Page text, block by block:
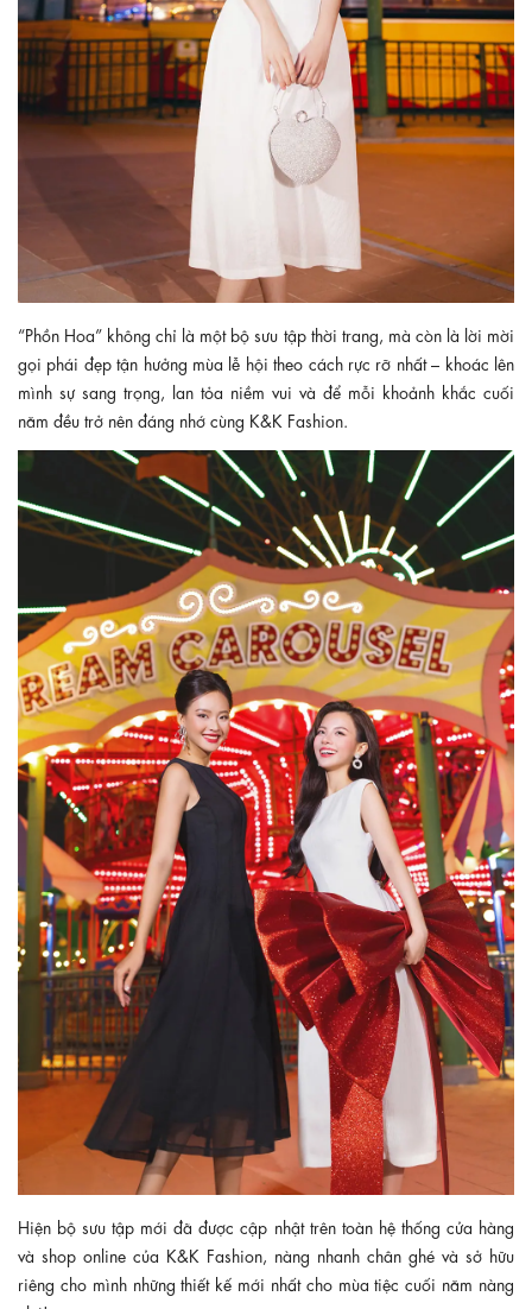
“Phồn Hoa” không chỉ là một bộ sưu tập thời trang, mà còn là lời mời
gọi phái đẹp tận hưởng mùa lễ hội theo cách rực rỡ nhất – khoác lên
mình sự sang trọng, lan tỏa niềm vui và để mỗi khoảnh khắc cuối
năm đều trở nên đáng nhớ cùng K&K Fashion.
Hiện bộ sưu tập mới đã được cập nhật trên toàn hệ thống cửa hàng
và shop online của K&K Fashion, nàng nhanh chân ghé và sở hữu
riêng cho mình những thiết kế mới nhất cho mùa tiệc cuối năm nàng